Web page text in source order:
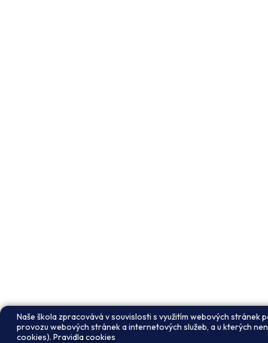
Naše škola zpracovává v souvislosti s využitím webových
provozu webových stránek a internetových služeb, a u kterých
cookies). Pravidla cookies